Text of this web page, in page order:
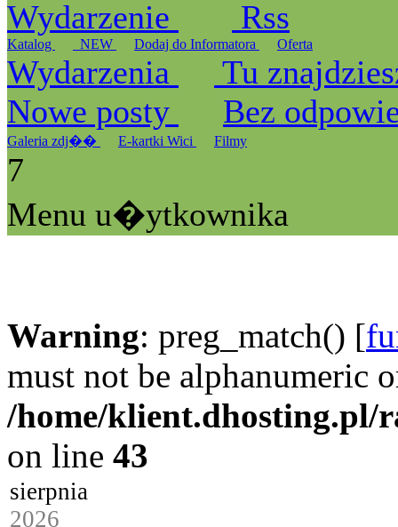
Wydarzenie
Rss
Katalog _NEW Dodaj do Informatora Oferta
Wydarzenia
Tu
Nowe posty
Bez
Galeria zdj�� E-kartki Wici Filmy
7
Menu u�ytkownika
Warning: preg_match() [
must not be alphanumeric
/home/klient.dhosting.pl/
on line 43
sierpnia
2026